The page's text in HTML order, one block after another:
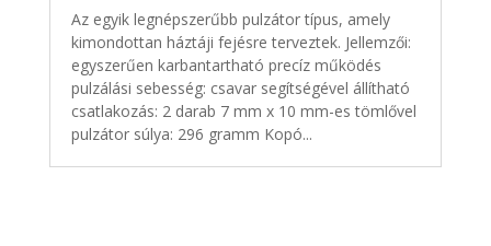
Az egyik legnépszerűbb pulzátor típus, amely
kimondottan háztáji fejésre terveztek. Jellemzői:
egyszerűen karbantartható precíz működés
pulzálási sebesség: csavar segítségével állítható
csatlakozás: 2 darab 7 mm x 10 mm-es tömlővel
pulzátor súlya: 296 gramm Kopó...